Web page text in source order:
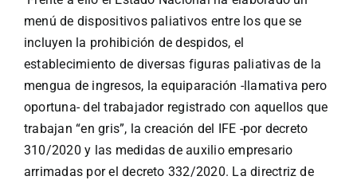
menú de dispositivos paliativos entre los que se
incluyen la prohibición de despidos, el
establecimiento de diversas figuras paliativas de la
mengua de ingresos, la equiparación -llamativa pero
oportuna- del trabajador registrado con aquellos que
trabajan “en gris”, la creación del IFE -por decreto
310/2020 y las medidas de auxilio empresario
arrimadas por el decreto 332/2020. La directriz de